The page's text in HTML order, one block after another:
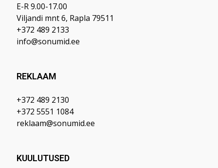
E-R 9.00-17.00
Viljandi mnt 6, Rapla 79511
+372 489 2133
info@sonumid.ee
REKLAAM
+372 489 2130
+372 5551 1084
reklaam@sonumid.ee
KUULUTUSED